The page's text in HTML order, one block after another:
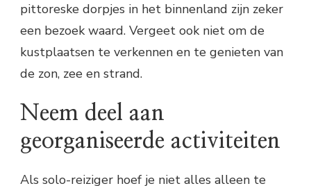
pittoreske dorpjes in het binnenland zijn zeker
een bezoek waard. Vergeet ook niet om de
kustplaatsen te verkennen en te genieten van
de zon, zee en strand.
Neem deel aan
georganiseerde activiteiten
Als solo-reiziger hoef je niet alles alleen te